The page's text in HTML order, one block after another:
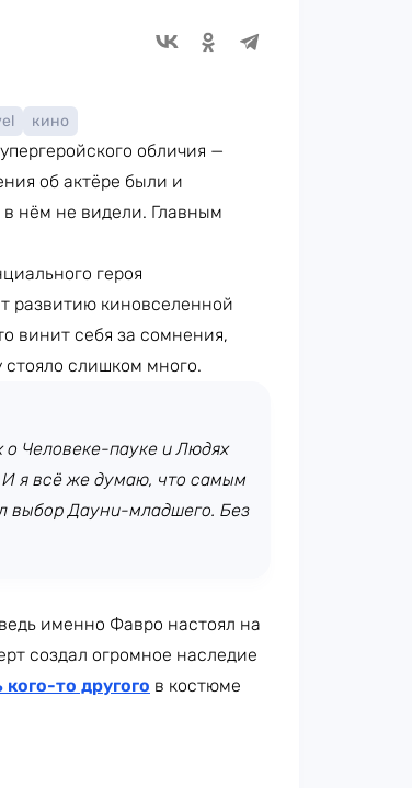
кино
обличия —
об актёре были и
нём не видели. Главным
героя
развитию киновселенной
винит себя за сомнения,
стояло слишком много.
о Человеке-пауке и Людях
я всё же думаю, что самым
выбор Дауни-младшего. Без
именно Фавро настоял на
создал огромное наследие
то другого в костюме